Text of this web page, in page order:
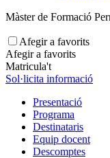
Màster de Formació
Afegir a favorits
Afegir a favorits
Matricula't
Sol·licita informació
Presentació
Programa
Destinataris
Equip docent
Descomptes